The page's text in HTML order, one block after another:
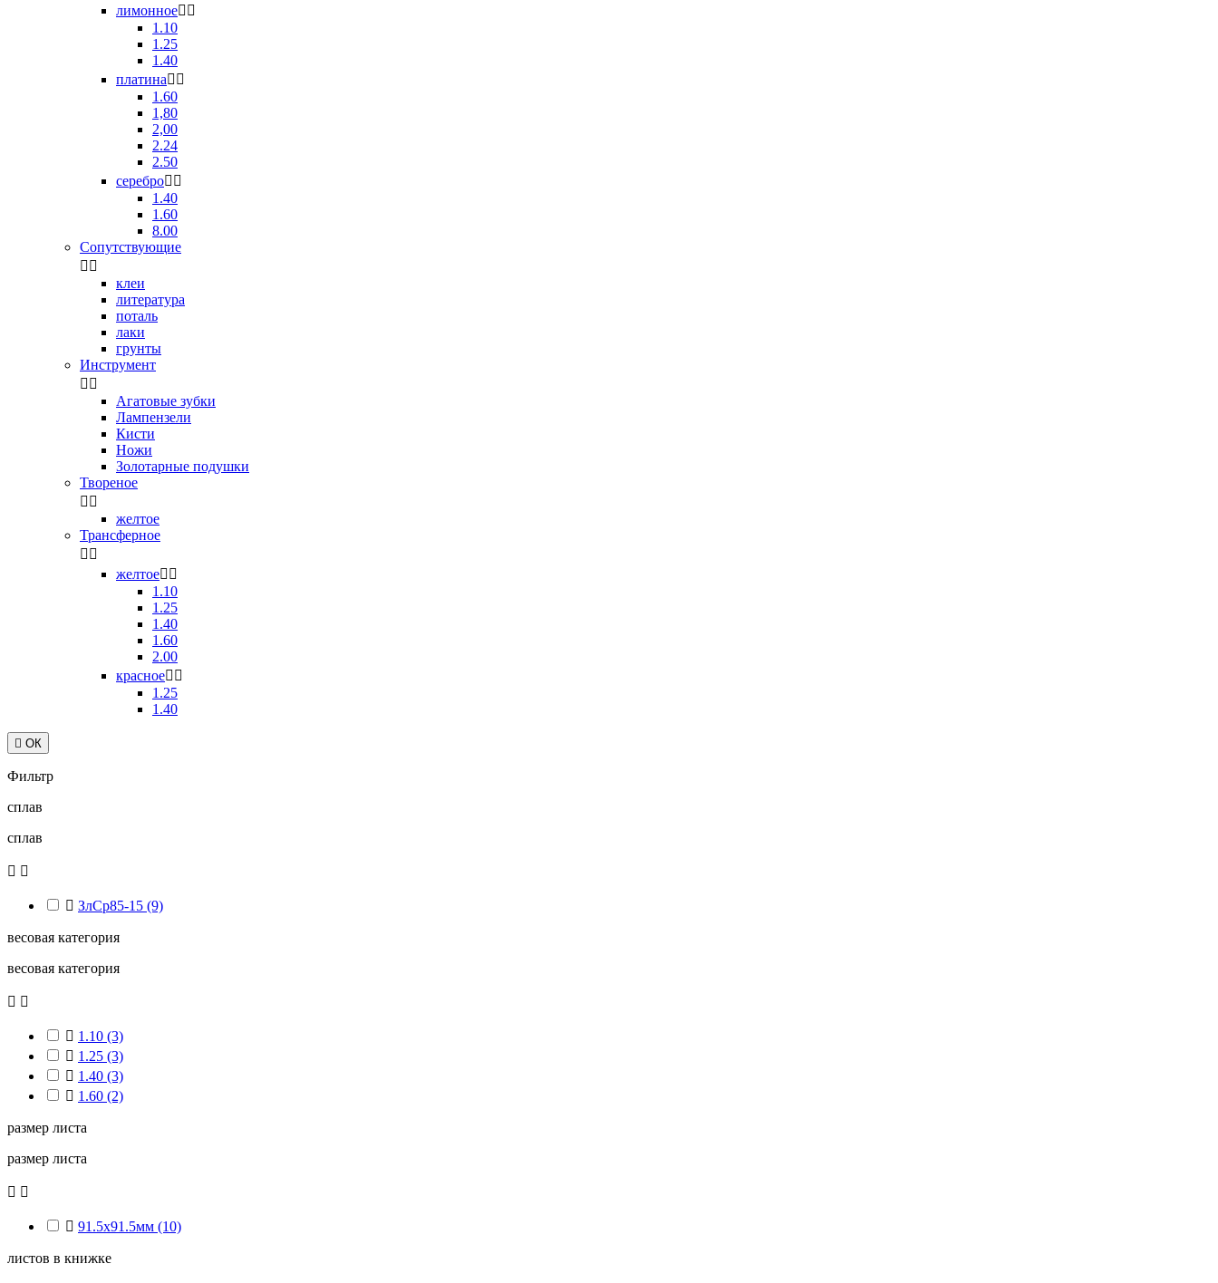
лимонное 
1.10
1.25
1.40
платина 
1.60
1,80
2,00
2.24
2.50
серебро 
1.40
1.60
8.00
Сопутствующие
 
клеи
литература
поталь
лаки
грунты
Инструмент
 
Агатовые зубки
Лампензели
Кисти
Ножи
Золотарные подушки
Твореное
 
желтое
Трансферное
 
желтое 
1.10
1.25
1.40
1.60
2.00
красное 
1.25
1.40
 ОК
Фильтр
сплав
сплав
 
 ЗлСр85-15 (9)
весовая категория
весовая категория
 
 1.10 (3)
 1.25 (3)
 1.40 (3)
 1.60 (2)
размер листа
размер листа
 
 91.5х91.5мм (10)
листов в книжке